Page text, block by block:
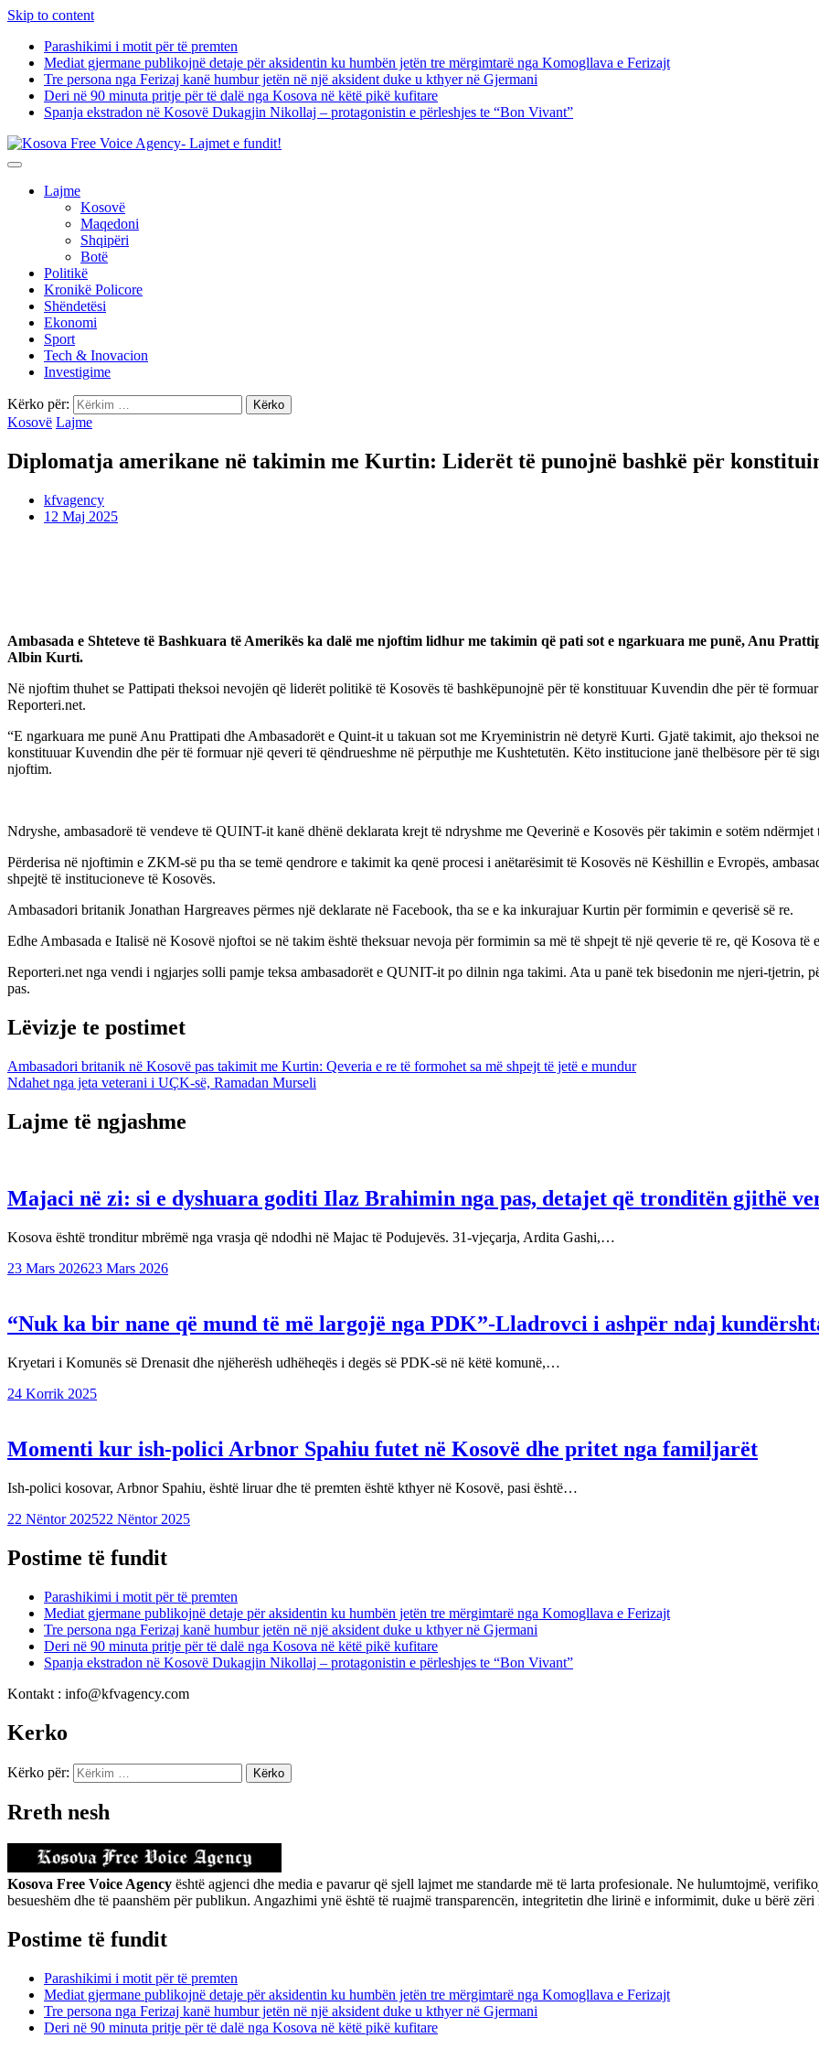
Skip to content
Parashikimi i motit për të premten
Mediat gjermane publikojnë detaje për aksidentin ku humbën jetën tre mërgimtarë nga Komogllava e Ferizajt
Tre persona nga Ferizaj kanë humbur jetën në një aksident duke u kthyer në Gjermani
Deri në 90 minuta pritje për të dalë nga Kosova në këtë pikë kufitare
Spanja ekstradon në Kosovë Dukagjin Nikollaj – protagonistin e përleshjes te “Bon Vivant”
Lajme
Kosovë
Maqedoni
Shqipëri
Botë
Politikë
Kronikë Policore
Shëndetësi
Ekonomi
Sport
Tech & Inovacion
Investigime
Kërko për:
Kosovë Lajme
Diplomatja amerikane në takimin me Kurtin: Liderët të punojnë bashkë për
kfvagency
12 Maj 2025
Ambasada e Shteteve të Bashkuara të Amerikës ka dalë me njoftim lidhur me takimin që pati sot e ngarkuara me punë, Anu
Albin Kurti.
Në njoftim thuhet se Pattipati theksoi nevojën që liderët politikë të Kosovës të bashkëpunojnë për të konstituuar Kuvendin dhe për të
Reporteri.net.
“E ngarkuara me punë Anu Prattipati dhe Ambasadorët e Quint-it u takuan sot me Kryeministrin në detyrë Kurti. Gjatë takimit, ajo theksoi
konstituuar Kuvendin dhe për të formuar një qeveri të qëndrueshme në përputhje me Kushtetutën. Këto institucione janë thelbësore për të
njoftim.
Ndryshe, ambasadorë të vendeve të QUINT-it kanë dhënë deklarata krejt të ndryshme me Qeverinë e Kosovës për takimin e sotëm
Përderisa në njoftimin e ZKM-së pu tha se temë qendrore e takimit ka qenë procesi i anëtarësimit të Kosovës në Këshillin e Evropës,
shpejtë të institucioneve të Kosovës.
Ambasadori britanik Jonathan Hargreaves përmes një deklarate në Facebook, tha se e ka inkurajuar Kurtin për formimin e qeverisë së re.
Edhe Ambasada e Italisë në Kosovë njoftoi se në takim është theksuar nevoja për formimin sa më të shpejt të një qeverie të re, që Kosova të
Reporteri.net nga vendi i ngjarjes solli pamje teksa ambasadorët e QUNIT-it po dilnin nga takimi. Ata u panë tek bisedonin me njeri-tjetrin,
pas.
Lëvizje te postimet
Ambasadori britanik në Kosovë pas takimit me Kurtin: Qeveria e re të formohet sa më shpejt të jetë e mundur
Ndahet nga jeta veterani i UÇK-së, Ramadan Murseli
Lajme të ngjashme
Majaci në zi: si e dyshuara goditi Ilaz Brahimin nga pas, detajet që tronditën gjithë
Kosova është tronditur mbrëmë nga vrasja që ndodhi në Majac të Podujevës. 31-vjeçarja, Ardita Gashi,…
23 Mars 202623 Mars 2026
“Nuk ka bir nane që mund të më largojë nga PDK”-Lladrovci i ashpër ndaj
Kryetari i Komunës së Drenasit dhe njëherësh udhëheqës i degës së PDK-së në këtë komunë,…
24 Korrik 2025
Momenti kur ish-polici Arbnor Spahiu futet në Kosovë dhe pritet nga familjarët
Ish-polici kosovar, Arbnor Spahiu, është liruar dhe të premten është kthyer në Kosovë, pasi është…
22 Nëntor 202522 Nëntor 2025
Postime të fundit
Parashikimi i motit për të premten
Mediat gjermane publikojnë detaje për aksidentin ku humbën jetën tre mërgimtarë nga Komogllava e Ferizajt
Tre persona nga Ferizaj kanë humbur jetën në një aksident duke u kthyer në Gjermani
Deri në 90 minuta pritje për të dalë nga Kosova në këtë pikë kufitare
Spanja ekstradon në Kosovë Dukagjin Nikollaj – protagonistin e përleshjes te “Bon Vivant”
Kontakt : info@kfvagency.com
Kerko
Kërko për:
Rreth nesh
Kosova Free Voice Agency është agjenci dhe media e pavarur që sjell lajmet me standarde më të larta profesionale. Ne hulumtojmë,
besueshëm dhe të paanshëm për publikun. Angazhimi ynë është të ruajmë transparencën, integritetin dhe lirinë e informimit, duke u bërë
Postime të fundit
Parashikimi i motit për të premten
Mediat gjermane publikojnë detaje për aksidentin ku humbën jetën tre mërgimtarë nga Komogllava e Ferizajt
Tre persona nga Ferizaj kanë humbur jetën në një aksident duke u kthyer në Gjermani
Deri në 90 minuta pritje për të dalë nga Kosova në këtë pikë kufitare